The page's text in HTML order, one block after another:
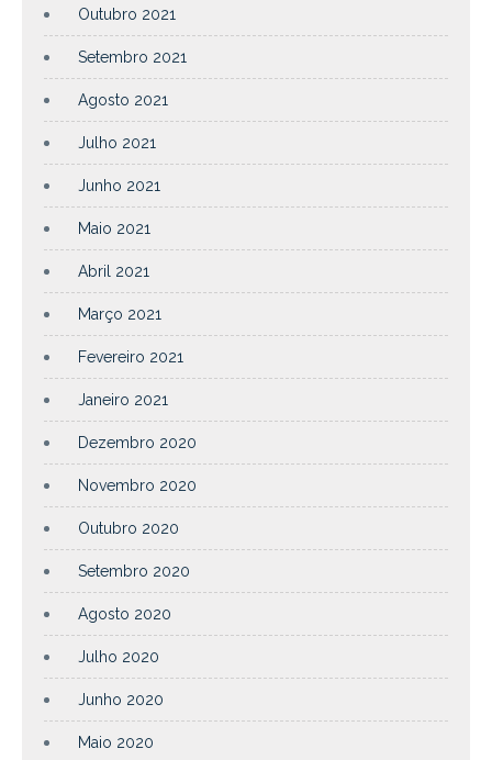
Outubro 2021
Setembro 2021
Agosto 2021
Julho 2021
Junho 2021
Maio 2021
Abril 2021
Março 2021
Fevereiro 2021
Janeiro 2021
Dezembro 2020
Novembro 2020
Outubro 2020
Setembro 2020
Agosto 2020
Julho 2020
Junho 2020
Maio 2020